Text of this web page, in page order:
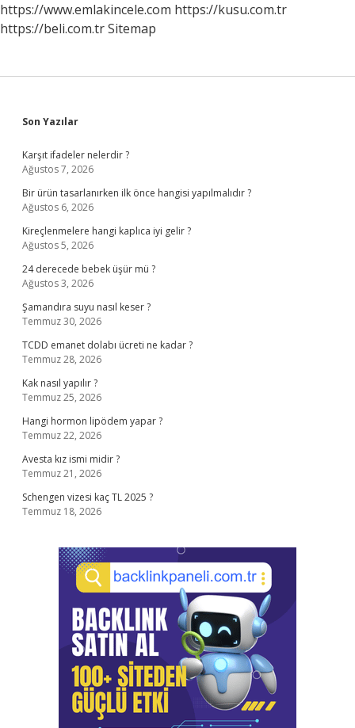
https://www.emlakincele.com https://kusu.com.tr
https://beli.com.trSitemap
Sidebar
Son Yazılar
Karşıt ifadeler nelerdir ?
Ağustos 7, 2026
Bir ürün tasarlanırken ilk önce hangisi yapılmalıdır ?
Ağustos 6, 2026
Kireçlenmelere hangi kaplıca iyi gelir ?
Ağustos 5, 2026
24 derecede bebek üşür mü ?
Ağustos 3, 2026
Şamandıra suyu nasıl keser ?
Temmuz 30, 2026
TCDD emanet dolabı ücreti ne kadar ?
Temmuz 28, 2026
Kak nasıl yapılır ?
Temmuz 25, 2026
Hangi hormon lipödem yapar ?
Temmuz 22, 2026
Avesta kız ismi midir ?
Temmuz 21, 2026
Schengen vizesi kaç TL 2025 ?
Temmuz 18, 2026